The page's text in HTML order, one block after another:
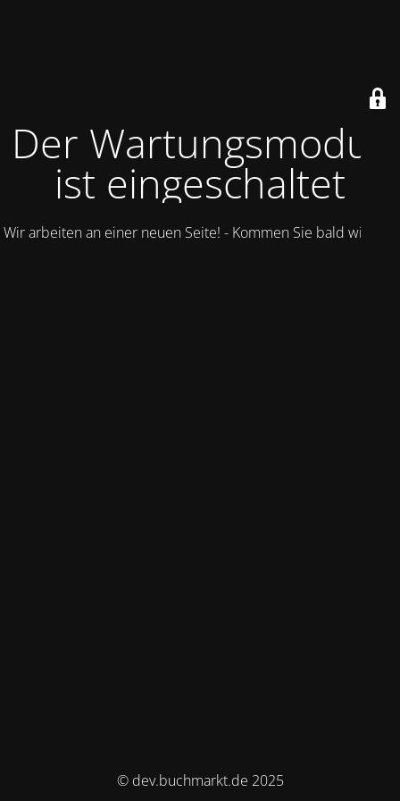
Der Wartungsmodus
ist eingeschaltet
Wir arbeiten an einer neuen Seite! - Kommen Sie bald wieder.
© dev.buchmarkt.de 2025